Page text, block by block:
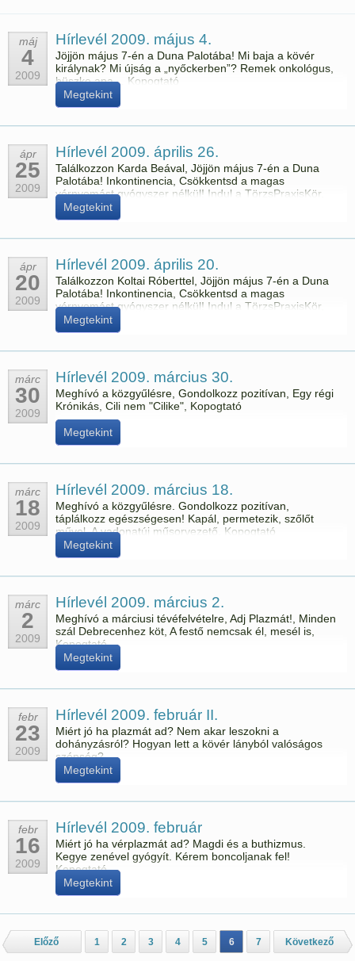
máj
4
2009
Hírlevél 2009. május 4.
Jöjjön május 7-én a Duna Palotába! Mi baja a kövér
királynak? Mi újság a „nyőckerben”? Remek onkológus,
büszke apa… Kopogtató
Megtekint
ápr
25
2009
Hírlevél 2009. április 26.
Találkozzon Karda Beával, Jöjjön május 7-én a Duna
Palotába! Inkontinencia, Csökkentsd a magas
vérnyomást gyógyszer nélkül! Indul a TörzsPraxisKör,
Salsát jár a közgazdász, Aliz és Hálózat
Megtekint
ápr
20
2009
Hírlevél 2009. április 20.
Találkozzon Koltai Róberttel, Jöjjön május 7-én a Duna
Palotába! Inkontinencia, Csökkentsd a magas
vérnyomást gyógyszer nélkül! Indul a TörzsPraxisKör,
Hiába szép, ha nem cica, Egy japán cég magyar
munkatársa
Megtekint
márc
30
2009
Hírlevél 2009. március 30.
Meghívó a közgyűlésre, Gondolkozz pozitívan, Egy régi
Krónikás, Cili nem "Cilike", Kopogtató
Megtekint
márc
18
2009
Hírlevél 2009. március 18.
Meghívó a közgyűlésre. Gondolkozz pozitívan,
táplálkozz egészségesen! Kapál, permetezik, szőlőt
művel. A vadonatúj műsorvezető. Kopogtató
Megtekint
márc
2
2009
Hírlevél 2009. március 2.
Meghívó a márciusi tévéfelvételre, Adj Plazmát!, Minden
szál Debrecenhez köt, A festő nemcsak él, mesél is,
Kopogtató
Megtekint
febr
23
2009
Hírlevél 2009. február II.
Miért jó ha plazmát ad? Nem akar leszokni a
dohányzásról? Hogyan lett a kövér lányból valóságos
szépség?
Megtekint
febr
16
2009
Hírlevél 2009. február
Miért jó ha vérplazmát ad? Magdi és a buthizmus.
Kegye zenével gyógyít. Kérem boncoljanak fel!
Kopogtató.
Megtekint
Előző 1 2 3 4 5 6 7 Következő